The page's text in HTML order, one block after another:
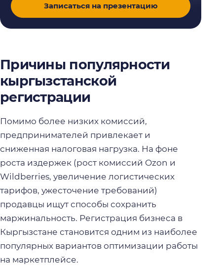
Записаться на презентацию
Причины популярности
кыргызстанской
регистрации
Помимо более низких комиссий,
предпринимателей привлекает и
сниженная налоговая нагрузка. На фоне
роста издержек (рост комиссий Ozon и
Wildberries, увеличение логистических
тарифов, ужесточение требований)
продавцы ищут способы сохранить
маржинальность. Регистрация бизнеса в
Кыргызстане становится одним из наиболее
популярных вариантов оптимизации работы
на маркетплейсе.